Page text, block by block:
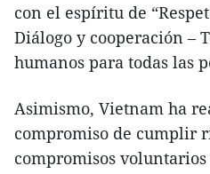
con el espíritu de
Diálogo y cooperación –
humanos para todas las
Asimismo, Vietnam ha
compromiso de cumplir
compromisos